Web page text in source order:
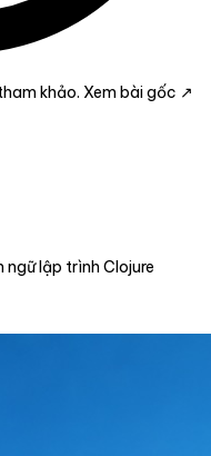
khảo. Xem bài gốc ↗
lập trình Clojure